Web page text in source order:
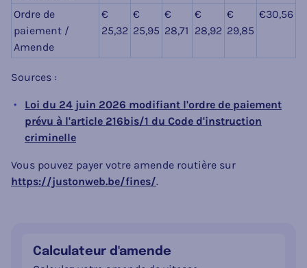
Ordre de
paiement /
Amende
€
25,32
€
25,95
€
28,71
€
28,92
€
29,85
€30,56
Sources :
Loi du 24 juin 2026 modifiant l'ordre de paiement
prévu à l'article 216bis/1 du Code d'instruction
criminelle
Vous pouvez payer votre amende routière sur
https://justonweb.be/fines/.
Calculateur d'amende